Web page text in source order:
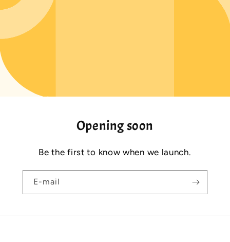
Opening soon
Be the first to know when we launch.
E-mail